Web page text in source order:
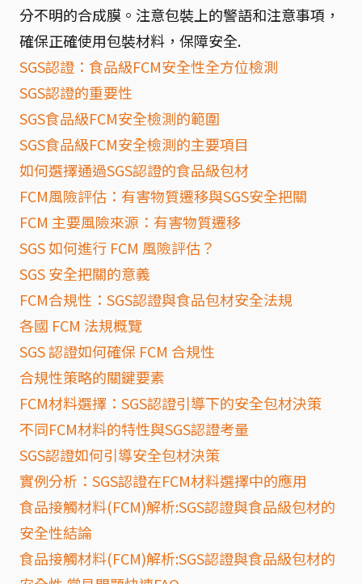
分不明的合成膜。注意包裝上的警語和注意事項，
確保正確使用包裝材料，保障安全.
SGS認證：食品級FCM安全性全方位檢測
SGS認證的重要性
SGS食品級FCM安全檢測的範圍
SGS食品級FCM安全檢測的主要項目
如何選擇通過SGS認證的食品級包材
FCM風險評估：有害物質遷移與SGS安全把關
FCM 主要風險來源：有害物質遷移
SGS 如何進行 FCM 風險評估？
SGS 安全把關的意義
FCM合規性：SGS認證與食品包材安全法規
各國 FCM 法規概覽
SGS 認證如何確保 FCM 合規性
合規性策略的關鍵要素
FCM材料選擇：SGS認證引導下的安全包材決策
不同FCM材料的特性與SGS認證考量
SGS認證如何引導安全包材決策
實例分析：SGS認證在FCM材料選擇中的應用
食品接觸材料(FCM)解析:SGS認證與食品級包材的
安全性結論
食品接觸材料(FCM)解析:SGS認證與食品級包材的